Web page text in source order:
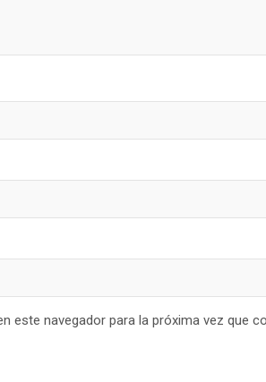
este navegador para la próxima vez que